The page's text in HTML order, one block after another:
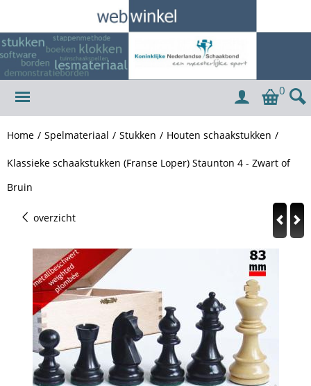
0
Home / Spelmateriaal / Stukken / Houten schaakstukken /
Klassieke schaakstukken (Franse Loper) Staunton 4 - Zwart of
Bruin
overzicht